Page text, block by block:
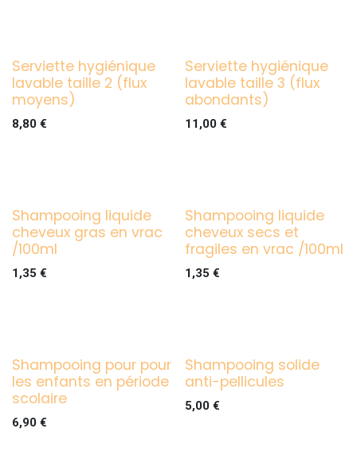
Serviette hygiénique
lavable taille 2 (flux
moyens)
8,80 €
Serviette hygiénique
lavable taille 3 (flux
abondants)
11,00€
Shampooing liquide
cheveux gras en vrac
/100ml
1,35 €
Shampooing liquide
cheveux secs et
fragiles en vrac /100ml
1,35 €
Shampooing pour pour
les enfants en période
scolaire
6,90 €
Shampooing solide
anti-pellicules
5,00€